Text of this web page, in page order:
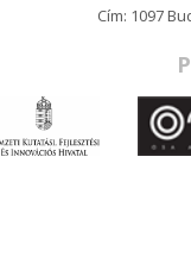
Cím: 1097